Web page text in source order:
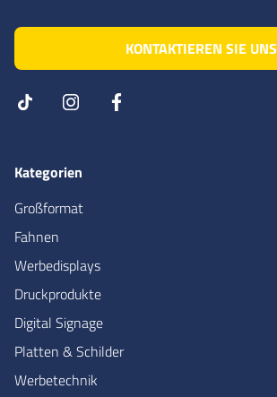
KONTAKTIEREN SIE UNS
Kategorien
Großformat
Fahnen
Werbedisplays
Druckprodukte
Digital Signage
Platten & Schilder
Werbetechnik